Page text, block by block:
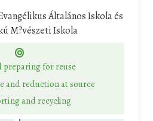
Általános Iskola és
M?vészeti Iskola
preparing for reuse
and reduction at source
and recycling